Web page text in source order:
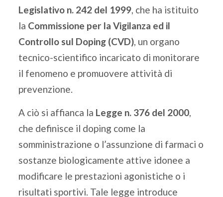
Legislativo n. 242 del 1999, che ha istituito
la Commissione per la Vigilanza ed il
Controllo sul Doping (CVD), un organo
tecnico-scientifico incaricato di monitorare
il fenomeno e promuovere attività di
prevenzione.
A ciò si affianca la Legge n. 376 del 2000,
che definisce il doping come la
somministrazione o l’assunzione di farmaci o
sostanze biologicamente attive idonee a
modificare le prestazioni agonistiche o i
risultati sportivi. Tale legge introduce